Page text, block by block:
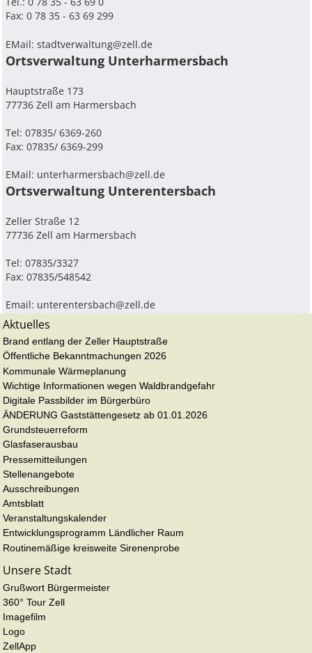
Fax: 0 78 35 - 63 69 299
EMail:stadtverwaltung@zell.de
Ortsverwaltung Unterharmersbach
Hauptstraße 173
77736 Zell am Harmersbach
Tel: 07835/ 6369-260
Fax: 07835/ 6369-299
EMail: unterharmersbach@zell.de
Ortsverwaltung Unterentersbach
Zeller Straße 12
77736 Zell am Harmersbach
Tel: 07835/3327
Fax: 07835/548542
Email: unterentersbach@zell.de
Aktuelles
Brand entlang der Zeller Hauptstraße
Öffentliche Bekanntmachungen 2026
Kommunale Wärmeplanung
Wichtige Informationen wegen Waldbrandgefahr
Digitale Passbilder im Bürgerbüro
ÄNDERUNG Gaststättengesetz ab 01.01.2026
Grundsteuerreform
Glasfaserausbau
Pressemitteilungen
Stellenangebote
Ausschreibungen
Amtsblatt
Veranstaltungskalender
Entwicklungsprogramm Ländlicher Raum
Routinemäßige kreisweite Sirenenprobe
Unsere Stadt
Grußwort Bürgermeister
360° Tour Zell
Imagefilm
Logo
ZellApp